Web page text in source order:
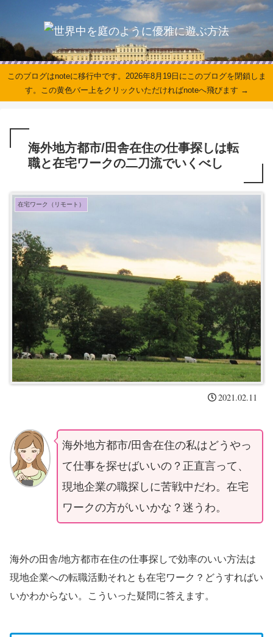
このブログはnoteに移行中です。2026年8月19日にこのブログを閉鎖しま
す。この黄色バー上をクリックいただければnoteへ飛びます →
海外地方都市/田舎在住の仕事探しは転
職と在宅ワークの二刀流でいくべし
在宅ワーク（リモート）
2021.02.11
海外地方都市/田舎在住の私はどうやっ
て仕事を探せばいいの？正直言って、
現地企業の職探しに苦戦中だわ。在宅
ワークの方がいいかな？迷うわ。
海外の田舎/地方都市在住の仕事探しで効率のいい方法は
現地企業への転職活動それとも在宅ワーク？どうすればい
いかわからない。こういった疑問に答えます。